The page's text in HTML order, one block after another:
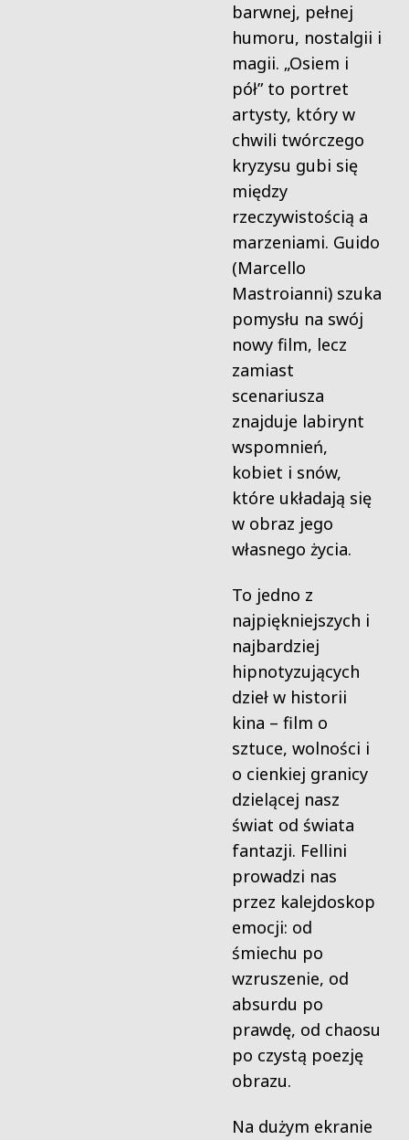
barwnej, pełnej
humoru, nostalgii i
magii. „Osiem i
pół” to portret
artysty, który w
chwili twórczego
kryzysu gubi się
między
rzeczywistością a
marzeniami. Guido
(Marcello
Mastroianni) szuka
pomysłu na swój
nowy film, lecz
zamiast
scenariusza
znajduje labirynt
wspomnień,
kobiet i snów,
które układają się
w obraz jego
własnego życia.
To jedno z
najpiękniejszych i
najbardziej
hipnotyzujących
dzieł w historii
kina – film o
sztuce, wolności i
o cienkiej granicy
dzielącej nasz
świat od świata
fantazji. Fellini
prowadzi nas
przez kalejdoskop
emocji: od
śmiechu po
wzruszenie, od
absurdu po
prawdę, od chaosu
po czystą poezję
obrazu.
Na dużym ekranie